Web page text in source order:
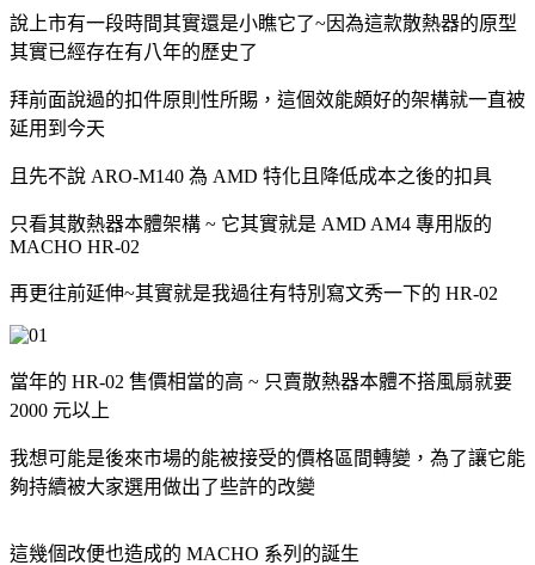
說上市有一段時間其實還是小瞧它了~因為這款散熱器的原型
其實已經存在有八年的歷史了
拜前面說過的扣件原則性所賜，這個效能頗好的架構就一直被
延用到今天
且先不說 ARO-M140 為 AMD 特化且降低成本之後的扣具
只看其散熱器本體架構 ~ 它其實就是 AMD AM4 專用版的
MACHO HR-02
再更往前延伸~其實就是我過往有特別寫文秀一下的 HR-02
當年的 HR-02 售價相當的高 ~ 只賣散熱器本體不搭風扇就要
2000 元以上
我想可能是後來市場的能被接受的價格區間轉變，為了讓它能
夠持續被大家選用做出了些許的改變
這幾個改便也造成的 MACHO 系列的誕生